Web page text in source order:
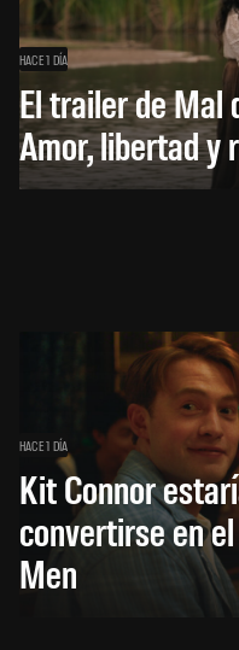
HACE 1 DÍA
El trailer de Mal
Amor, libertad y
HACE 1 DÍA
Kit Connor
convertirse en
Men